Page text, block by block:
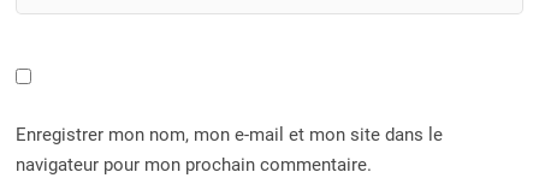
Enregistrer mon nom, mon e-mail et mon site dans le
navigateur pour mon prochain commentaire.